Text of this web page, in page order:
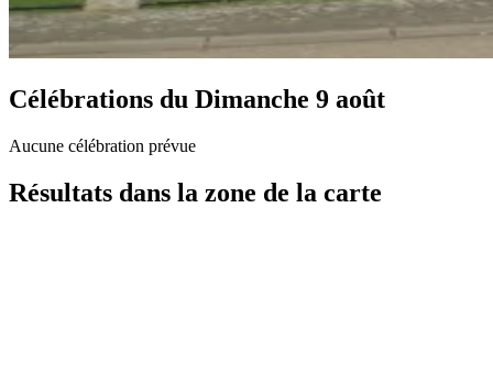
Célébrations du Dimanche 9 août
Aucune célébration prévue
Résultats dans la zone de la carte